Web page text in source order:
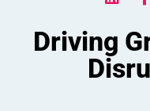
Driving